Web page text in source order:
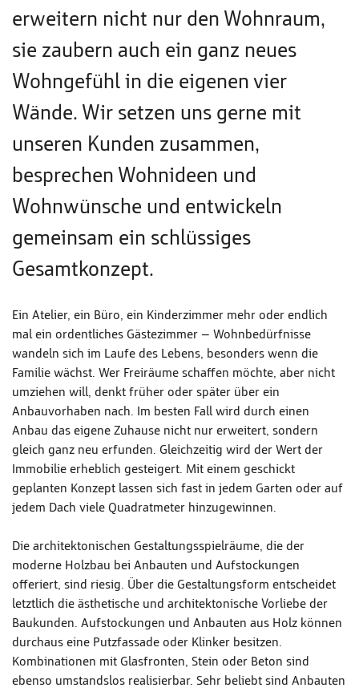
erweitern nicht nur den Wohnraum,
sie zaubern auch ein ganz neues
Wohngefühl in die eigenen vier
Wände. Wir setzen uns gerne mit
unseren Kunden zusammen,
besprechen Wohnideen und
Wohnwünsche und entwickeln
gemeinsam ein schlüssiges
Gesamtkonzept.
Ein Atelier, ein Büro, ein Kinderzimmer mehr oder endlich
mal ein ordentliches Gästezimmer – Wohnbedürfnisse
wandeln sich im Laufe des Lebens, besonders wenn die
Familie wächst. Wer Freiräume schaffen möchte, aber nicht
umziehen will, denkt früher oder später über ein
Anbauvorhaben nach. Im besten Fall wird durch einen
Anbau das eigene Zuhause nicht nur erweitert, sondern
gleich ganz neu erfunden. Gleichzeitig wird der Wert der
Immobilie erheblich gesteigert. Mit einem geschickt
geplanten Konzept lassen sich fast in jedem Garten oder auf
jedem Dach viele Quadratmeter hinzugewinnen.
Die architektonischen Gestaltungsspielräume, die der
moderne Holzbau bei Anbauten und Aufstockungen
offeriert, sind riesig. Über die Gestaltungsform entscheidet
letztlich die ästhetische und architektonische Vorliebe der
Baukunden. Aufstockungen und Anbauten aus Holz können
durchaus eine Putzfassade oder Klinker besitzen.
Kombinationen mit Glasfronten, Stein oder Beton sind
ebenso umstandslos realisierbar. Sehr beliebt sind Anbauten